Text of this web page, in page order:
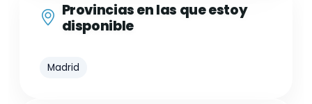
Provincias en las que estoy
disponible
Madrid